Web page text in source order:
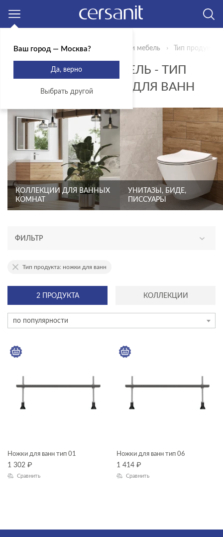
Главная Продукты Сантехника и мебель Тип продукта
САНТЕХНИКА И МЕБЕЛЬ - ТИП
ПРОДУКТА - НОЖКИ ДЛЯ ВАНН
КОЛЛЕКЦИИ ДЛЯ ВАННЫХ
КОМНАТ
УНИТАЗЫ, БИДЕ,
ПИССУАРЫ
ФИЛЬТР
АССОРТИМЕНТ
эксклюзив
КАТЕГОРИЯ
душевое оборудование
инсталляции и комплекты
ТИП ПРОДУКТА
2 ПРОДУКТА КОЛЛЕКЦИИ
по популярности
Тип продукта: ножки для ванн
Ножки для ванн тип 01
1 302 ₽
Сравнить
Ножки для ванн тип 06
1 414 ₽
Сравнить
Ваш город — Москва?
Да, верно
Выбрать другой